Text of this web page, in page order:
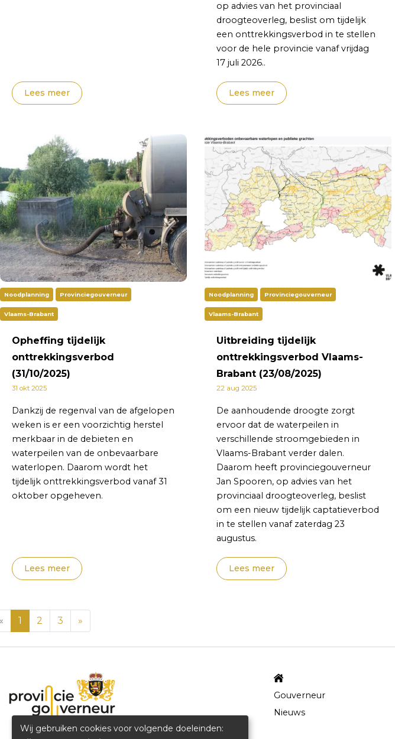
Lees meer
op advies van het provinciaal
droogteoverleg, beslist om tijdelijk
een onttrekkingsverbod in te stellen
voor de hele provincie vanaf vrijdag
17 juli 2026..
Lees meer
Noodplanning Provinciegouverneur
Vlaams-Brabant
Opheffing tijdelijk
onttrekkingsverbod
(31/10/2025)
31 okt 2025
Dankzij de regenval van de afgelopen
weken is er een voorzichtig herstel
merkbaar in de debieten en
waterpeilen van de onbevaarbare
waterlopen. Daarom wordt het
tijdelijk onttrekkingsverbod vanaf 31
oktober opgeheven.
Lees meer
Noodplanning Provinciegouverneur
Vlaams-Brabant
Uitbreiding tijdelijk
onttrekkingsverbod Vlaams-
Brabant (23/08/2025)
22 aug 2025
De aanhoudende droogte zorgt
ervoor dat de waterpeilen in
verschillende stroomgebieden in
Vlaams-Brabant verder dalen.
Daarom heeft provinciegouverneur
Jan Spooren, op advies van het
provinciaal droogteoverleg, beslist
om een nieuw tijdelijk captatieverbod
in te stellen vanaf zaterdag 23
augustus.
Lees meer
1 2 3 »
Gouverneur
Nieuws
Wij gebruiken cookies voor volgende doeleinden: